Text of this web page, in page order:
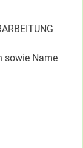
sowie Name